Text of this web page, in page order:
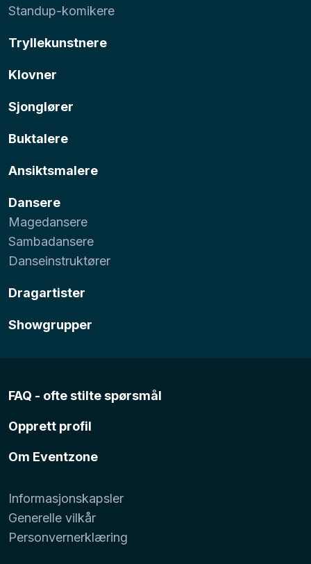
Standup-komikere
Tryllekunstnere
Klovner
Sjonglører
Buktalere
Ansiktsmalere
Dansere
Magedansere
Sambadansere
Danseinstruktører
Dragartister
Showgrupper
FAQ - ofte stilte spørsmål
Opprett profil
Om Eventzone
Informasjonskapsler
Generelle vilkår
Personvernerklæring